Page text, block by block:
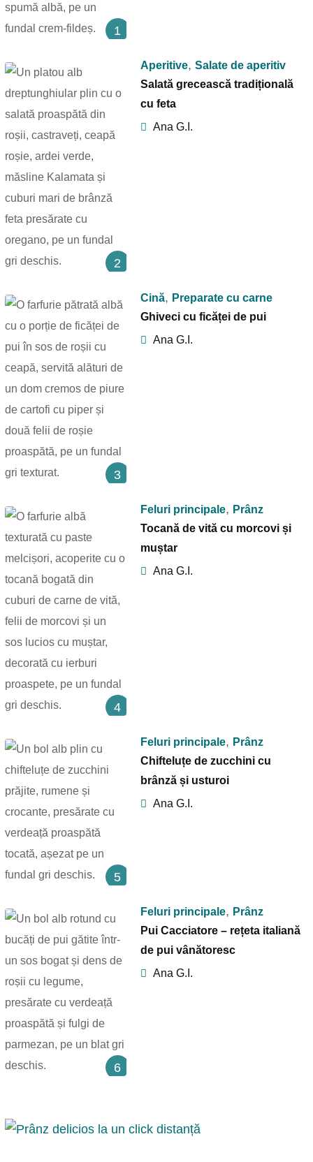
1
2
Aperitive, Salate de aperitiv
Salată grecească tradițională
cu feta
Ana G.I.
3
Cină, Preparate cu carne
Ghiveci cu ficăței de pui
Ana G.I.
4
Feluri principale, Prânz
Tocană de vită cu morcovi și
muștar
Ana G.I.
5
Feluri principale, Prânz
Chifteluțe de zucchini cu
brânză și usturoi
Ana G.I.
6
Feluri principale, Prânz
Pui Cacciatore – rețeta italiană
de pui vânătoresc
Ana G.I.